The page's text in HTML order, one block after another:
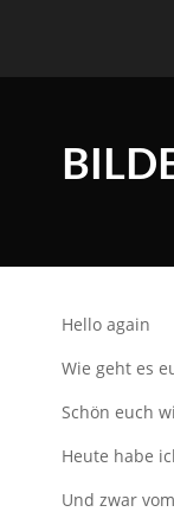
Hello again
Wie geht es
Schön euch
Heute habe
Und zwar